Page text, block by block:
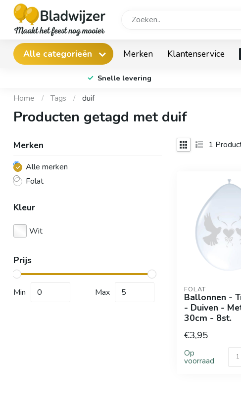
Alle categorieën Merken Klantenservice
Snelle levering
Home / Tags / duif
Producten getagd met duif
Merken
Alle merken
Folat
Kleur
Wit
Prijs
Min Max
1
FOLAT
Ballonnen -
- Duiven -
30cm - 8st.
€3,95
Op
voorraad